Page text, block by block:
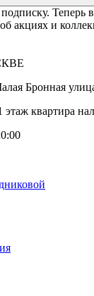
Теперь
акциях и
Бронная
этаж квартира